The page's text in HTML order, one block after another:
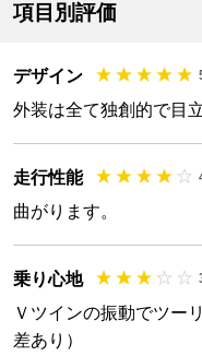
項目別評価
デザイン
外装は全て独創的で目
走行性能
曲がります。
乗り心地
Ｖツインの振動でツー
差あり）